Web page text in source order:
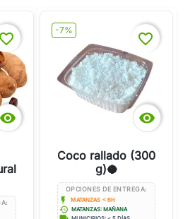

favorite_border
-7%

favorite_border
Coco rallado (300
g)🥥
OPCIONES DE ENTREGA:
flash_on MATANZAS < 6H
history MATANZAS: MAÑANA